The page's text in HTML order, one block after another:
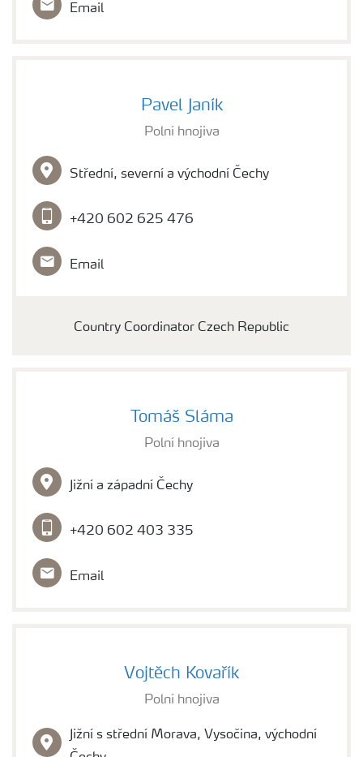
Email
Pavel Janík
Polní hnojiva
Střední, severní a východní Čechy
+420 602 625 476
Email
Country Coordinator Czech Republic
Tomáš Sláma
Polní hnojiva
Jižní a západní Čechy
+420 602 403 335
Email
Vojtěch Kovařík
Polní hnojiva
Jižní s střední Morava, Vysočina, východní